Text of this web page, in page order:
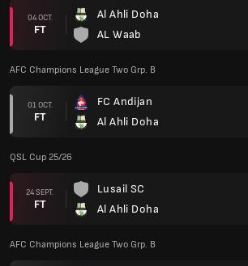
04 OCT.
FT
Al Ahli Doha
AL Waab
AFC Champions League Two Grp. B
01 OCT.
FT
FC Andijan
Al Ahli Doha
QSL Cup 25/26
24 SEPT.
FT
Lusail SC
Al Ahli Doha
AFC Champions League Two Grp. B